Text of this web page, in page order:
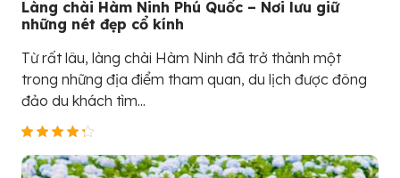
Làng chài Hàm Ninh Phú Quốc – Nơi lưu giữ
những nét đẹp cổ kính
Từ rất lâu, làng chài Hàm Ninh đã trở thành một
trong những địa điểm tham quan, du lịch được đông
đảo du khách tìm...